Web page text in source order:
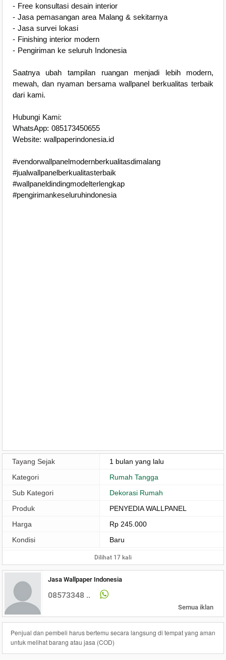
- Free konsultasi desain interior
- Jasa pemasangan area Malang & sekitarnya
- Jasa survei lokasi
- Finishing interior modern
- Pengiriman ke seluruh Indonesia
Saatnya ubah tampilan ruangan menjadi lebih modern,
mewah, dan nyaman bersama wallpanel berkualitas terbaik
dari kami.
Hubungi Kami:
WhatsApp: 085173450655
Website: wallpaperindonesia.id
#vendorwallpanelmodernberkualitasdimalang
#jualwallpanelberkualitasterbaik
#wallpaneldindingmodelterlengkap
#pengirimankeseluruhindonesia
Tayang Sejak
1 bulan yang lalu
Kategori
Rumah Tangga
Sub Kategori
Dekorasi Rumah
Produk
PENYEDIA WALLPANEL
Harga
Rp 245.000
Kondisi
Baru
Dilihat 17 kali
Jasa Wallpaper Indonesia
08573348 ..
Semua iklan
Penjual dan pembeli harus bertemu secara langsung di tempat yang aman
untuk melihat barang atau jasa (COD)